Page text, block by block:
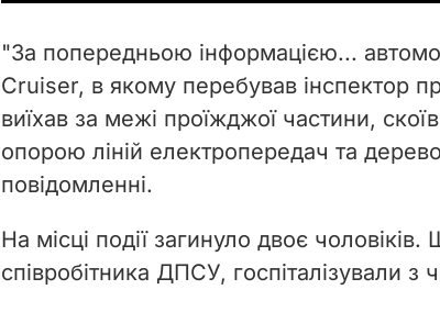
i
d
e
o
"За попередньою інформацією...
Cruiser, в якому перебував інспектор
виїхав за межі проїжджої частини,
опорою ліній електропередач та
повідомленні.
На місці події загинуло двоє
співробітника ДПСУ, госпіталізували